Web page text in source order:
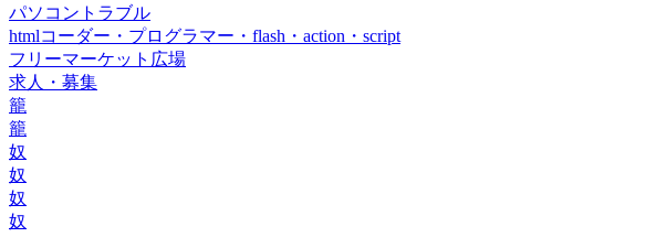
パソコントラブル
htmlコーダー・プログラマー・flash・action・script
フリーマーケット広場
求人・募集
籠
籠
奴
奴
奴
奴